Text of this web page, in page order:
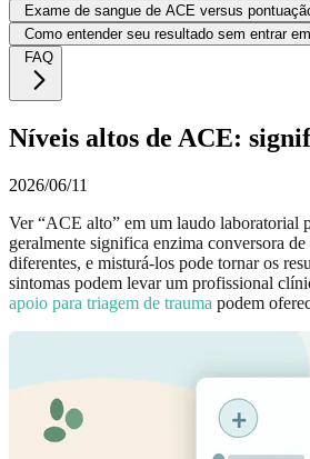
Exame de sangue de ACE versus
Como entender seu resultado sem entrar
FAQ
Níveis altos de ACE:
2026/06/11
Ver “ACE alto” em um laudo laboratorial
geralmente significa enzima conversora
diferentes, e misturá-los pode tornar os
sintomas podem levar um profissional
apoio para triagem de trauma podem